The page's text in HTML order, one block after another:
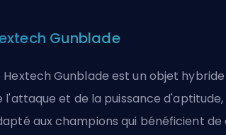
Gunblade
Hextech Gunblade est un objet
l'attaque et de la puissance
aux champions qui bénéficient de